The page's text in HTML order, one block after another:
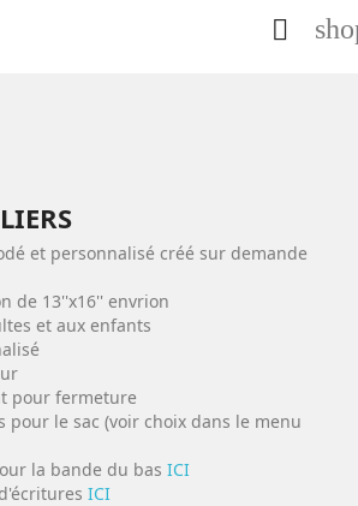

et personnalisé créé sur demande
de 13''x16'' envrion
et aux enfants
pour fermeture
pour le sac (voir choix dans le menu
la bande du bas ICI
ICI